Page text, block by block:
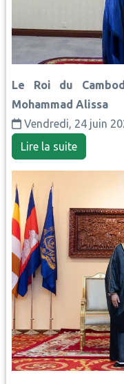
Le Roi du
Mohammad Alissa
Vendredi, 24 juin
Lire la suite